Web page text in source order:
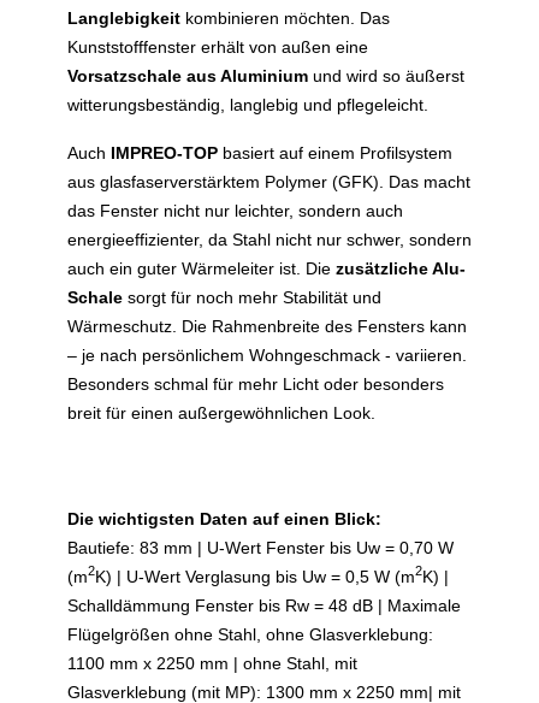
Langlebigkeit kombinieren möchten. Das
Kunststofffenster erhält von außen eine
Vorsatzschale aus Aluminium und wird so äußerst
witterungsbeständig, langlebig und pflegeleicht.
Auch IMPREO-TOP basiert auf einem Profilsystem
aus glasfaserverstärktem Polymer (GFK). Das macht
das Fenster nicht nur leichter, sondern auch
energieeffizienter, da Stahl nicht nur schwer, sondern
auch ein guter Wärmeleiter ist. Die zusätzliche Alu-
Schale sorgt für noch mehr Stabilität und
Wärmeschutz. Die Rahmenbreite des Fensters kann
– je nach persönlichem Wohngeschmack - variieren.
Besonders schmal für mehr Licht oder besonders
breit für einen außergewöhnlichen Look.
Die wichtigsten Daten auf einen Blick:
Bautiefe: 83 mm | U-Wert Fenster bis Uw = 0,70 W
(m2K) | U-Wert Verglasung bis Uw = 0,5 W (m2K) |
Schalldämmung Fenster bis Rw = 48 dB | Maximale
Flügelgrößen ohne Stahl, ohne Glasverklebung:
1100 mm x 2250 mm | ohne Stahl, mit
Glasverklebung (mit MP): 1300 mm x 2250 mm| mit